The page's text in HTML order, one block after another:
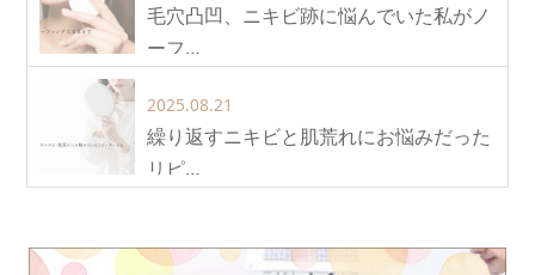
毛穴凸凹、ニキビ跡に悩んでいた私がノ
ーフ…
2025.08.21
繰り返すニキビと肌荒れにお悩みだった
リピ…